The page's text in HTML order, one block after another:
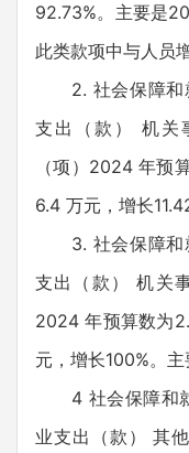
92.73%。主要是
此类款项中与人员增
2. 社会保障和
支出（款） 机关
（项）2024 年预
6.4 万元，增长
3. 社会保障和
支出（款） 机关
2024 年预算数为
元，增长100%。主
4 社会保障和就
业支出（款） 其